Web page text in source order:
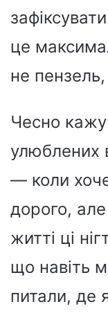
це
не
Чесно
улюблених
— коли
дорого,
житті ці
що навіть
питали, де